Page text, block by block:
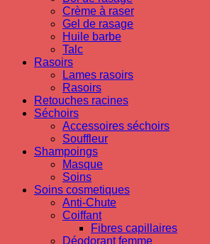
Crème à raser
Gel de rasage
Huile barbe
Talc
Rasoirs
Lames rasoirs
Rasoirs
Retouches racines
Séchoirs
Accessoires séchoirs
Souffleur
Shampoings
Masque
Soins
Soins cosmetiques
Anti-Chute
Coiffant
Fibres capillaires
Déodorant femme